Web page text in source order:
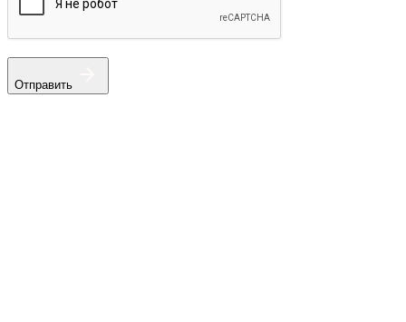
Отправить